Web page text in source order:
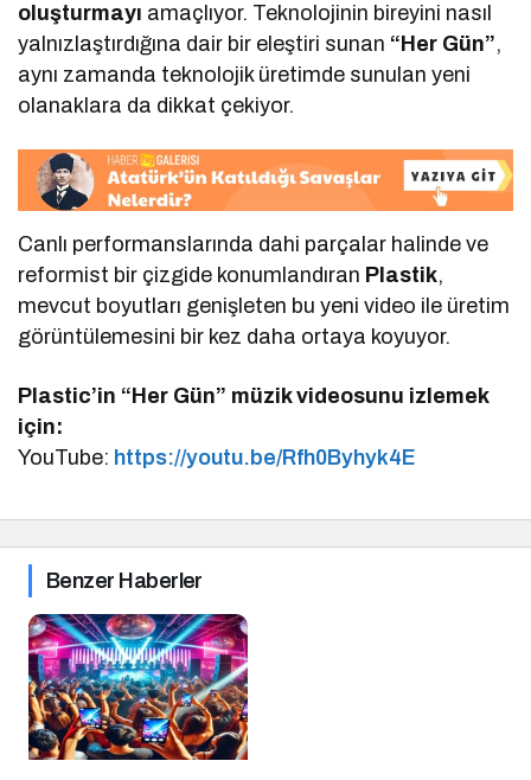
oluşturmayı amaçlıyor. Teknolojinin bireyini nasıl
yalnızlaştırdığına dair bir eleştiri sunan “Her Gün”,
aynı zamanda teknolojik üretimde sunulan yeni
olanaklara da dikkat çekiyor.
Canlı performanslarında dahi parçalar halinde ve
reformist bir çizgide konumlandıran Plastik,
mevcut boyutları genişleten bu yeni video ile üretim
görüntülemesini bir kez daha ortaya koyuyor.
Plastic’in “Her Gün” müzik videosunu izlemek
için:
YouTube: https://youtu.be/Rfh0Byhyk4E
Benzer Haberler